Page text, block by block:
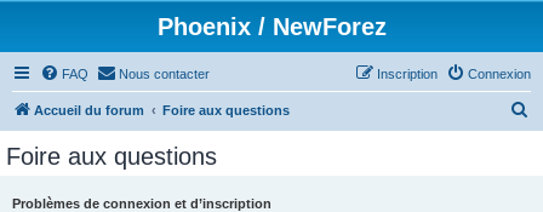
Phoenix / NewForez
FAQ Nous contacter Connexion
Inscription
Accueil du forum Foire aux questions
Foire aux questions
Problèmes de connexion et d’inscription